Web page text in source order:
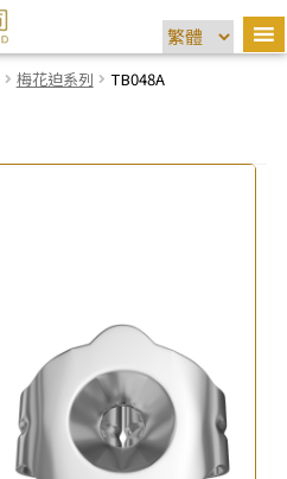
梅花迫系列 TB048A